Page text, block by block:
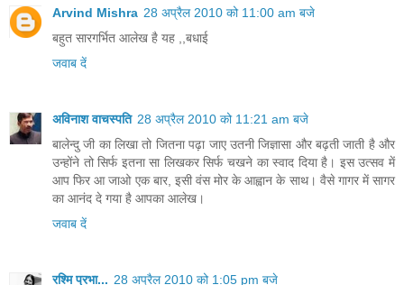
Arvind Mishra 28 अप्रैल 2010 को 11:00 am बजे
बहुत सारगर्भित आलेख है यह ,,बधाई
जवाब दें
अविनाश वाचस्पति 28 अप्रैल 2010 को 11:21 am बजे
बालेन्‍दु जी का लिखा तो जितना पढ़ा जाए उतनी जिज्ञासा और बढ़ती जाती है और
उन्‍होंने तो सिर्फ इतना सा लिखकर सिर्फ चखने का स्‍वाद दिया है। इस उत्‍सव में
आप फिर आ जाओ एक बार, इसी वंस मोर के आह्वान के साथ। वैसे गागर में सागर
का आनंद दे गया है आपका आलेख।
जवाब दें
रश्मि प्रभा... 28 अप्रैल 2010 को 1:05 pm बजे